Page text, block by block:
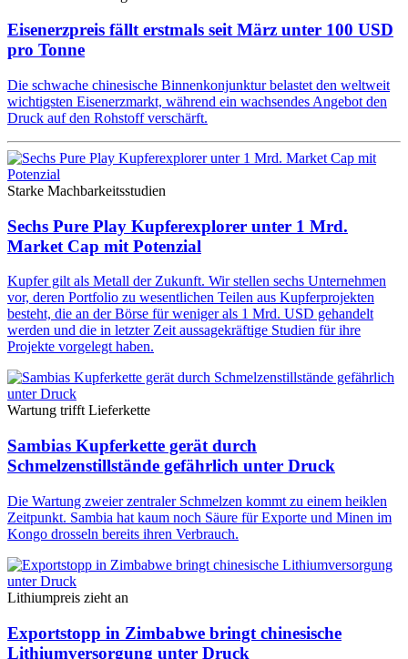
Eisenerzpreis fällt erstmals seit März unter 100 USD
pro Tonne
Die schwache chinesische Binnenkonjunktur belastet den weltweit
wichtigsten Eisenerzmarkt, während ein wachsendes Angebot den
Druck auf den Rohstoff verschärft.
Starke Machbarkeitsstudien
Sechs Pure Play Kupferexplorer unter 1 Mrd.
Market Cap mit Potenzial
Kupfer gilt als Metall der Zukunft. Wir stellen sechs Unternehmen
vor, deren Portfolio zu wesentlichen Teilen aus Kupferprojekten
besteht, die an der Börse für weniger als 1 Mrd. USD gehandelt
werden und die in letzter Zeit aussagekräftige Studien für ihre
Projekte vorgelegt haben.
Wartung trifft Lieferkette
Sambias Kupferkette gerät durch
Schmelzenstillstände gefährlich unter Druck
Die Wartung zweier zentraler Schmelzen kommt zu einem heiklen
Zeitpunkt. Sambia hat kaum noch Säure für Exporte und Minen im
Kongo drosseln bereits ihren Verbrauch.
Lithiumpreis zieht an
Exportstopp in Zimbabwe bringt chinesische
Lithiumversorgung unter Druck